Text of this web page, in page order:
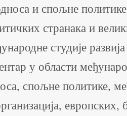
и спољне
странака и
студије
у области
спољне политике,